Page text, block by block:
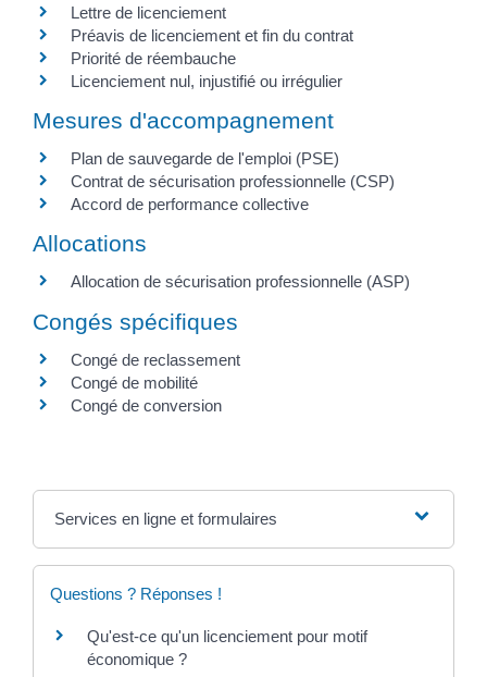
Lettre de licenciement
Préavis de licenciement et fin du contrat
Priorité de réembauche
Licenciement nul, injustifié ou irrégulier
Mesures d'accompagnement
Plan de sauvegarde de l'emploi (PSE)
Contrat de sécurisation professionnelle (CSP)
Accord de performance collective
Allocations
Allocation de sécurisation professionnelle (ASP)
Congés spécifiques
Congé de reclassement
Congé de mobilité
Congé de conversion
Services en ligne et formulaires
Questions ? Réponses !
Qu'est-ce qu'un licenciement pour motif
économique ?